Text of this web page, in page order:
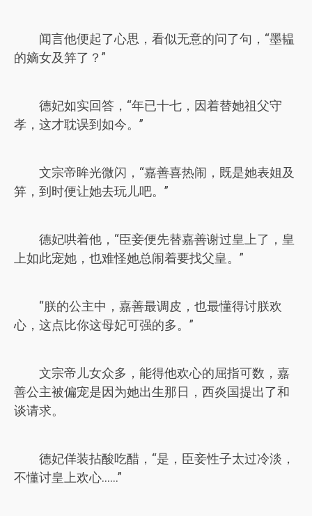
闻言他便起了心思，看似无意的问了句，“墨韫
的嫡女及笄了？”
德妃如实回答，“年已十七，因着替她祖父守
孝，这才耽误到如今。”
文宗帝眸光微闪，“嘉善喜热闹，既是她表姐及
笄，到时便让她去玩儿吧。”
德妃哄着他，“臣妾便先替嘉善谢过皇上了，皇
上如此宠她，也难怪她总闹着要找父皇。”
“朕的公主中，嘉善最调皮，也最懂得讨朕欢
心，这点比你这母妃可强的多。”
文宗帝儿女众多，能得他欢心的屈指可数，嘉
善公主被偏宠是因为她出生那日，西炎国提出了和
谈请求。
德妃佯装拈酸吃醋，“是，臣妾性子太过冷淡，
不懂讨皇上欢心……”